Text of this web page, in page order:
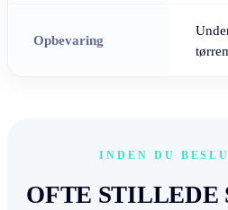
Opbevaring
INDEN DU
OFTE STILLEDE